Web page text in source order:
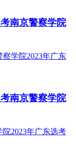
南京警察学院
南京警察学院